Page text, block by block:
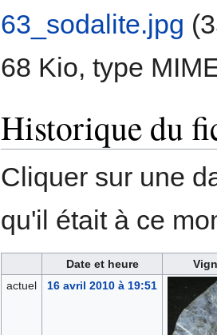
63_sodalite.jpg
68 Kio, type
Historique du
Cliquer sur une
qu'il était à ce
Date et heure
actuel
16 avril 2010 à 19:51